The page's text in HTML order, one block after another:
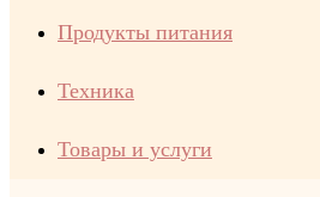
Продукты питания
Техника
Товары и услуги